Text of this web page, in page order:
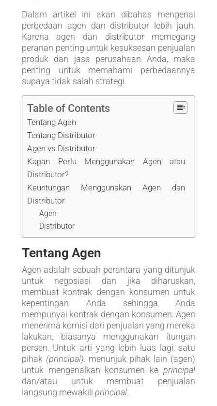
Dalam artikel ini akan dibahas mengenai
perbedaan agen dan distributor lebih jauh.
Karena agen dan distributor memegang
peranan penting untuk kesuksesan penjualan
produk dan jasa perusahaan Anda, maka
penting untuk memahami perbedaannya
supaya tidak salah strategi.
Table of Contents
Tentang Agen
Tentang Distributor
Agen vs Distributor
Kapan Perlu Menggunakan Agen atau
Distributor?
Keuntungan Menggunakan Agen dan
Distributor
Agen
Distributor
Tentang Agen
Agen adalah sebuah perantara yang ditunjuk
untuk negosiasi dan jika diharuskan,
membuat kontrak dengan konsumen untuk
kepentingan Anda sehingga Anda
mempunyai kontrak dengan konsumen. Agen
menerima komisi dari penjualan yang mereka
lakukan, biasanya menggunakan itungan
persen. Untuk arti yang lebih luas lagi, satu
pihak (principal), menunjuk pihak lain (agen)
untuk mengenalkan konsumen keprincipal
dan/atau untuk membuat penjualan
langsung mewakili principal.